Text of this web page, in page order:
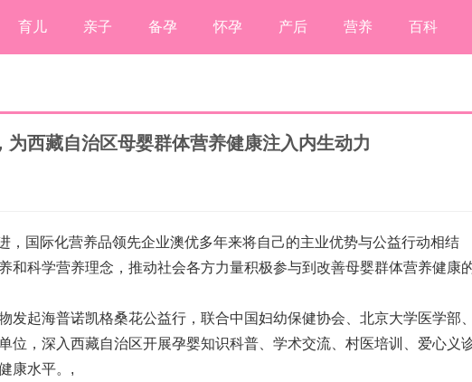
育儿 亲子 备孕 怀孕 产后 营养 百科
为西藏自治区母婴群体营养健康注入内生动力
国际化营养品领先企业澳优多年来将自己的主业优势与公益行动相结
和科学营养理念，推动社会各方力量积极参与到改善母婴群体营养健康
起海普诺凯格桑花公益行，联合中国妇幼保健协会、北京大学医学部、
位，深入西藏自治区开展孕婴知识科普、学术交流、村医培训、爱心义
康水平。 ,